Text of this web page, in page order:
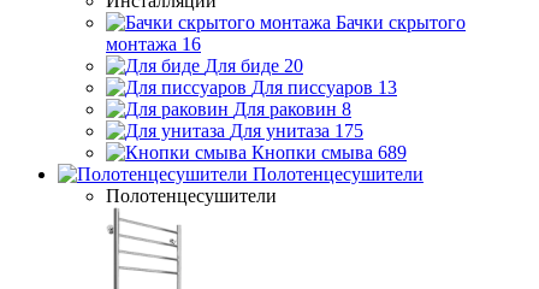
Бачки скрытого
монтажа 16
Для биде 20
Для писсуаров 13
Для раковин 8
Для унитаза 175
Кнопки смыва 689
Полотенцесушители
Полотенцесушители